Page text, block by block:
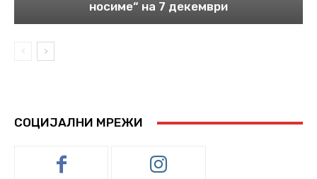
носиме“ на 7 декември
СОЦИЈАЛНИ МРЕЖИ